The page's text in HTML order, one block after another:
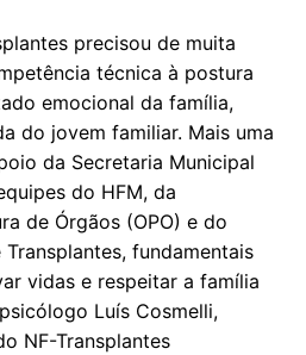
precisou de muita
técnica à postura
emocional da família,
do jovem familiar. Mais uma
da Secretaria Municipal
do HFM, da
de Órgãos (OPO) e do
fundamentais
vidas e respeitar a família
Luís Cosmelli,
NF-Transplantes